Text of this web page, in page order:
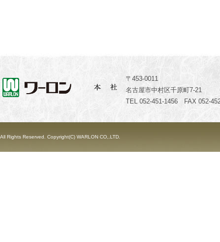
〒453-0011
名古屋市中村区千原町7-21
TEL 052-451-1456 FAX 052-
All Rights Reserved. Copyright(C) WARLON CO,.LTD.